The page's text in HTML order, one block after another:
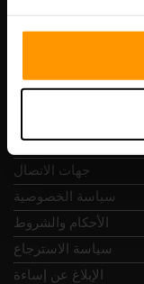
المراجعات
جهات الاتصال
سياسة الخصوصية
الأحكام والشروط
سياسة الاسترجاع
الإبلاغ عن إساءة